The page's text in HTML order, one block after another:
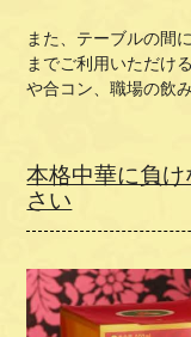
また、テーブルの間
までご利用いただけ
や合コン、職場の飲
本格中華に負
さい